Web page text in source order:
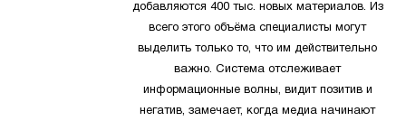
добавляются 400 тыс. новых материалов. Из
всего этого объёма специалисты могут
выделить только то, что им действительно
важно. Система отслеживает
информационные волны, видит позитив и
негатив, замечает, когда медиа начинают